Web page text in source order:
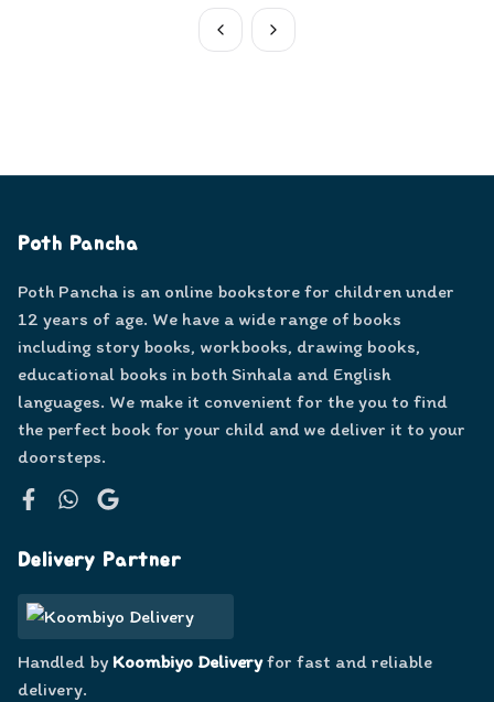
Poth Pancha
Poth Pancha is an online bookstore for children under
12 years of age. We have a wide range of books
including story books, workbooks, drawing books,
educational books in both Sinhala and English
languages. We make it convenient for the you to find
the perfect book for your child and we deliver it to your
doorsteps.
Delivery Partner
Handled by Koombiyo Deliveryfor fast and reliable
delivery.